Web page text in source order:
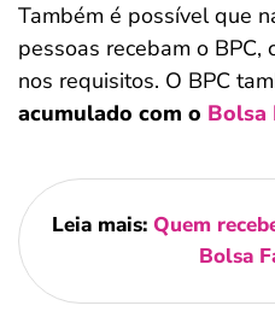
Também é possível que
pessoas recebam o BPC,
nos requisitos. O BPC
acumulado com o Bolsa
Leia mais: Quem
Bolsa